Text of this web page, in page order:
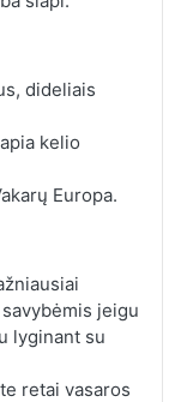
dideliais
kelio
Europa.
jeigu
lyginant su
retai vasaros